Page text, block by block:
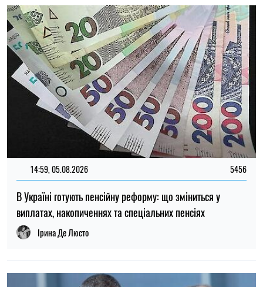
Ірина Де Люсто
12:37, 31.07.2026
Федоров розповів про конфлікт навколо реформ армії,
ставлення до протестів та майбутнє війни — інтерв’ю NYT
Ірина Де Люсто